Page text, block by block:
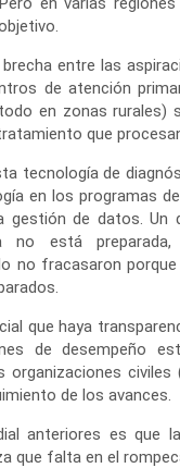
entre las
de atención
en zonas rurales)
que
tecnología de
en los programas
de datos.
está preparada,
no fracasaron
que haya
de desempeño
de los avances.
anteriores es que
que falta en el